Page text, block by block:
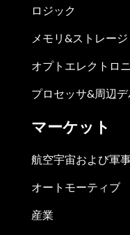
ロジック
メモリ&ストレージ
オプトエレクトロ
プロセッサ&周辺デ
マーケット
航空宇宙および軍
オートモーティブ
産業